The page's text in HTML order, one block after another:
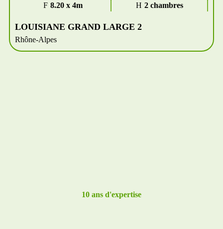
8.20 x 4m 2 chambres
LOUISIANE GRAND LARGE 2
Rhône-Alpes
10 ans d'expertise